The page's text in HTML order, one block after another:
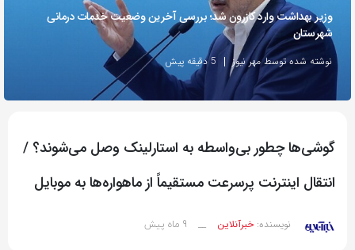
کپی
لینک
وزیر بهداشت وارد کازرون شد؛ بررسی آخرین وضعیت خدمات درمانی
شهرستان
نوشته شده توسط مهر نیوز 5 دقیقه پیش
گوشی‌ها چطور بی‌واسطه به استارلینک وصل می‌شوند؟ /
انتقال اینترنت پرسرعت مستقیماً از ماهواره‌ها به موبایل
نویسنده:خبرآنلاین __ 9 ماه پیش